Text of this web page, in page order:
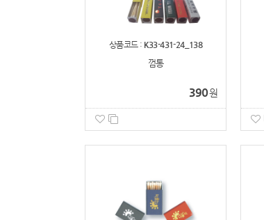
상품코드 : K33-431-24_138
껌통
390원